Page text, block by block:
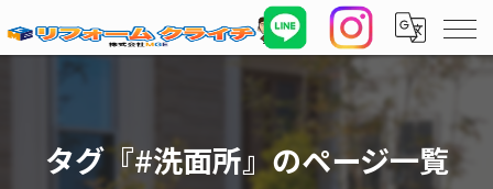
タグ『#洗面所』のページ一覧